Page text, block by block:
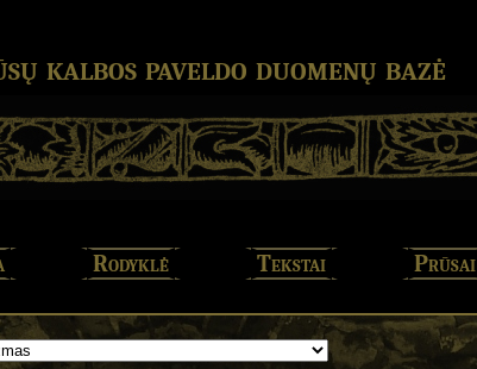
kalbos paveldo duomenų bazė
Rodyklė Tekstai Prūsai